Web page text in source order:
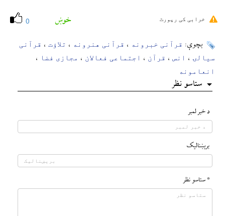
0 خوښ خرابی کی رپورٹ
بچوې: قرآنی خبرونه ، قرآنی هنرونه ، تلاؤت ، قرآنی
سیالۍ ، انس ، قرآن ، اجتماعی فعالان ، مجازی فضا ،
انعامونه
ستاسو نظر
د خبر لمبر
بريښناليک
* ستاسو نظر